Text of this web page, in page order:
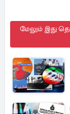
மேலும் இது